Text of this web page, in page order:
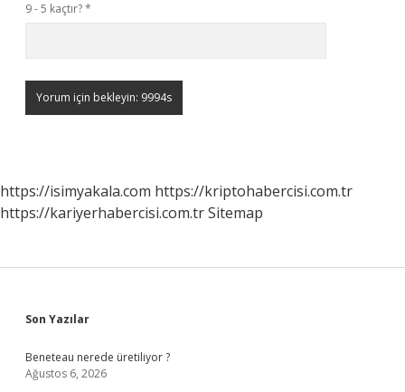
9 - 5 kaçtır?*
https://isimyakala.com https://kriptohabercisi.com.tr
https://kariyerhabercisi.com.trSitemap
Sidebar
Son Yazılar
Beneteau nerede üretiliyor ?
Ağustos 6, 2026